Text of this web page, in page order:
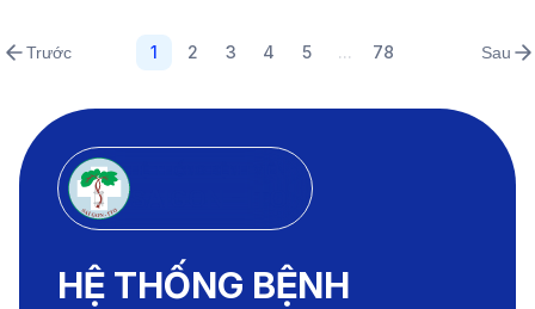
Trước 1 2 3 4 5 ... 78 Sau
HỆ THỐNG BỆNH